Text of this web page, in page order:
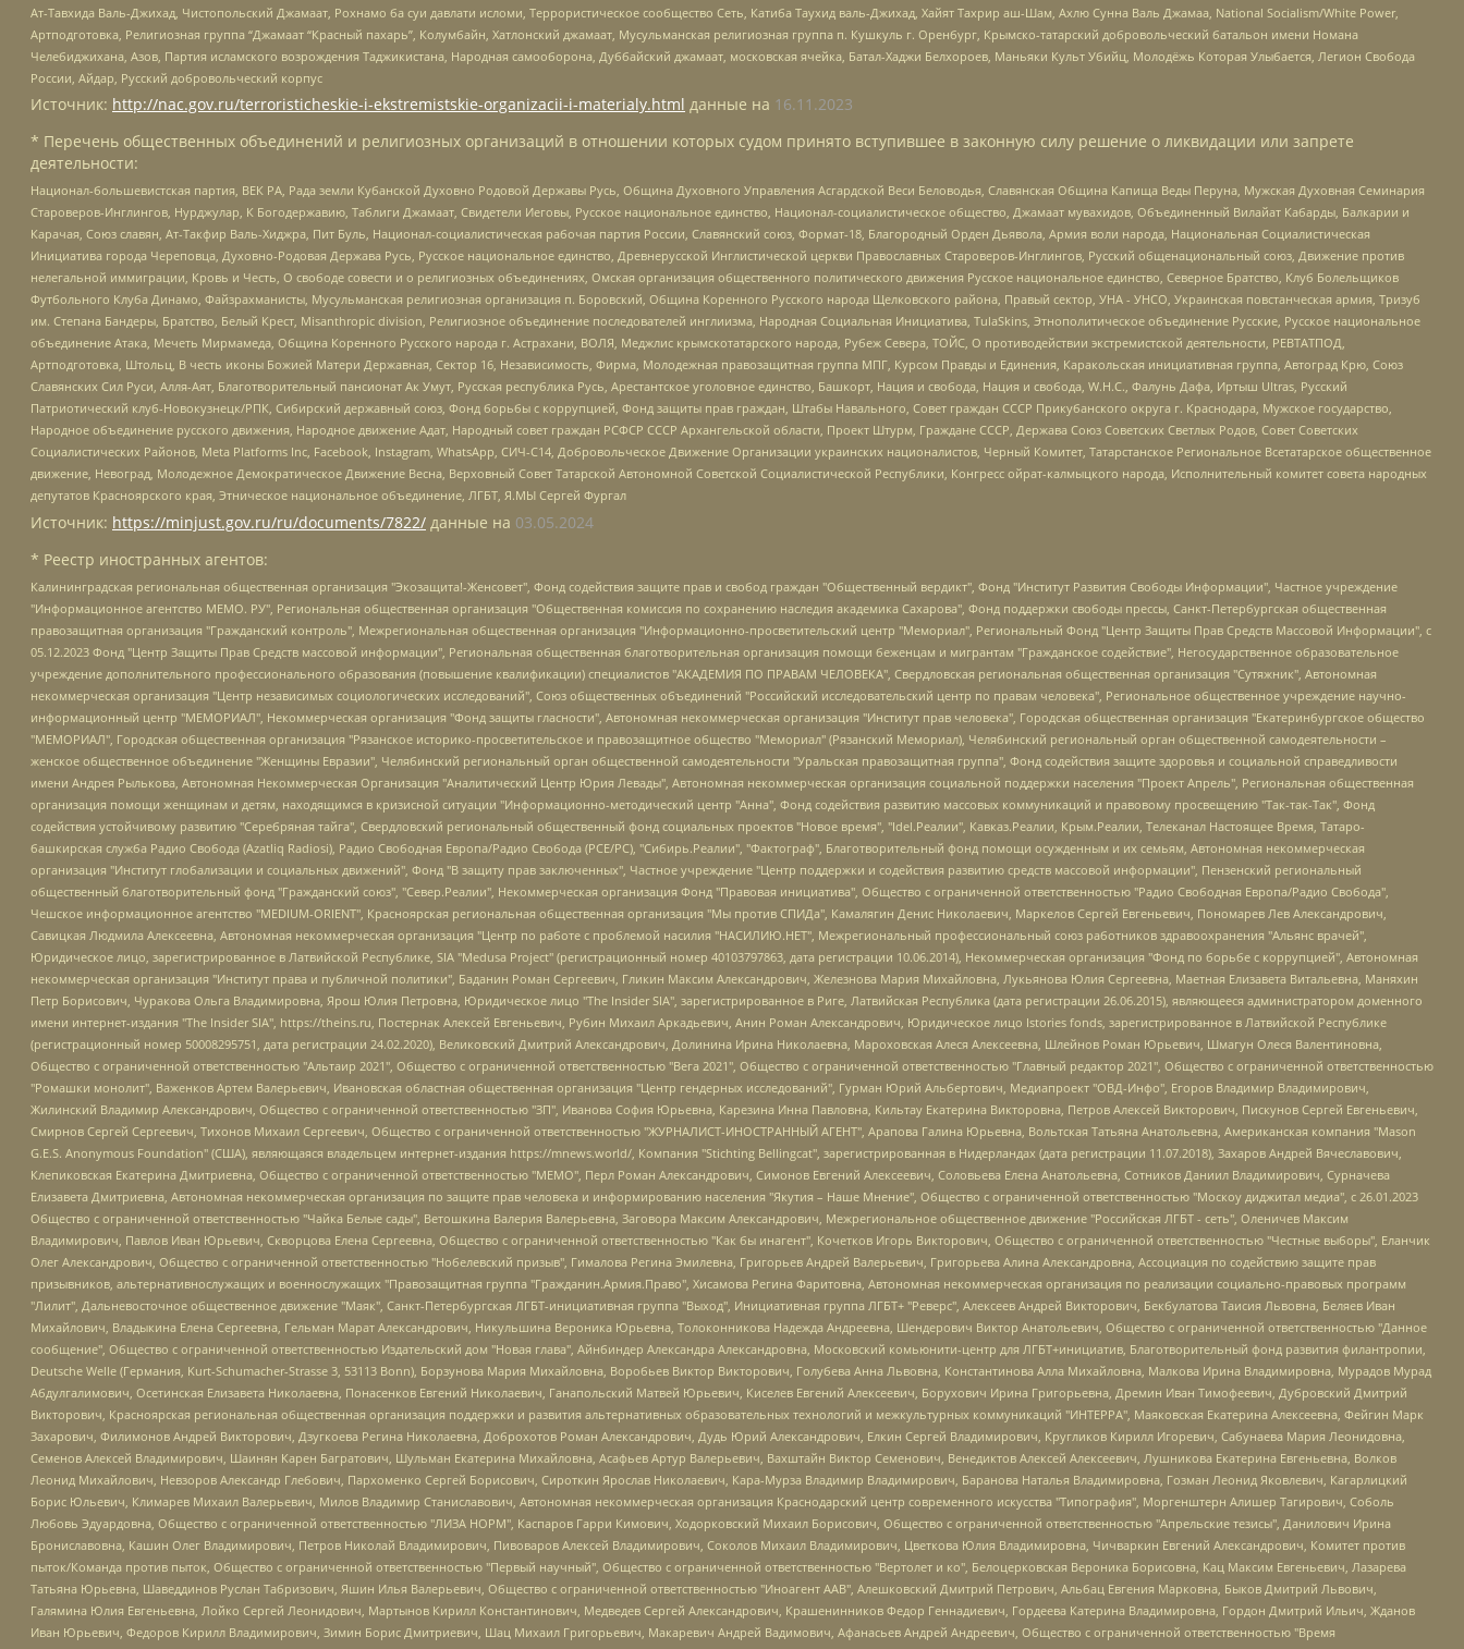
Ат-Тавхида Валь-Джихад, Чистопольский Джамаат, Рохнамо ба суи давлати исломи, Террористическое сообщество Сеть, Катиба Таухид валь-Джихад, Хайят Тахрир аш-Шам, Ахлю Сунна Валь Джамаа, National Socialism/White Power,
Артподготовка, Религиозная группа “Джамаат “Красный пахарь”, Колумбайн, Хатлонский джамаат, Мусульманская религиозная группа п. Кушкуль г. Оренбург, Крымско-татарский добровольческий батальон имени Номана
Челебиджихана, Азов, Партия исламского возрождения Таджикистана, Народная самооборона, Дуббайский джамаат, московская ячейка, Батал-Хаджи Белхороев, Маньяки Культ Убийц, Молодёжь Которая Улыбается, Легион Свобода
России, Айдар, Русский добровольческий корпус
Источник: http://nac.gov.ru/terroristicheskie-i-ekstremistskie-organizacii-i-materialy.html данные на 16.11.2023
* Перечень общественных объединений и религиозных организаций в отношении которых судом принято вступившее в законную силу решение о ликвидации или запрете
деятельности:
Национал-большевистская партия, ВЕК РА, Рада земли Кубанской Духовно Родовой Державы Русь, Община Духовного Управления Асгардской Веси Беловодья, Славянская Община Капища Веды Перуна, Мужская Духовная Семинария
Староверов-Инглингов, Нурджулар, К Богодержавию, Таблиги Джамаат, Свидетели Иеговы, Русское национальное единство, Национал-социалистическое общество, Джамаат мувахидов, Объединенный Вилайат Кабарды, Балкарии и
Карачая, Союз славян, Ат-Такфир Валь-Хиджра, Пит Буль, Национал-социалистическая рабочая партия России, Славянский союз, Формат-18, Благородный Орден Дьявола, Армия воли народа, Национальная Социалистическая
Инициатива города Череповца, Духовно-Родовая Держава Русь, Русское национальное единство, Древнерусской Инглистической церкви Православных Староверов-Инглингов, Русский общенациональный союз, Движение против
нелегальной иммиграции, Кровь и Честь, О свободе совести и о религиозных объединениях, Омская организация общественного политического движения Русское национальное единство, Северное Братство, Клуб Болельщиков
Футбольного Клуба Динамо, Файзрахманисты, Мусульманская религиозная организация п. Боровский, Община Коренного Русского народа Щелковского района, Правый сектор, УНА - УНСО, Украинская повстанческая армия, Тризуб
им. Степана Бандеры, Братство, Белый Крест, Misanthropic division, Религиозное объединение последователей инглиизма, Народная Социальная Инициатива, TulaSkins, Этнополитическое объединение Русские, Русское национальное
объединение Атака, Мечеть Мирмамеда, Община Коренного Русского народа г. Астрахани, ВОЛЯ, Меджлис крымскотатарского народа, Рубеж Севера, ТОЙС, О противодействии экстремистской деятельности, РЕВТАТПОД,
Артподготовка, Штольц, В честь иконы Божией Матери Державная, Сектор 16, Независимость, Фирма, Молодежная правозащитная группа МПГ, Курсом Правды и Единения, Каракольская инициативная группа, Автоград Крю, Союз
Славянских Сил Руси, Алля-Аят, Благотворительный пансионат Ак Умут, Русская республика Русь, Арестантское уголовное единство, Башкорт, Нация и свобода, Нация и свобода, W.H.С., Фалунь Дафа, Иртыш Ultras, Русский
Патриотический клуб-Новокузнецк/РПК, Сибирский державный союз, Фонд борьбы с коррупцией, Фонд защиты прав граждан, Штабы Навального, Совет граждан СССР Прикубанского округа г. Краснодара, Мужское государство,
Народное объединение русского движения, Народное движение Адат, Народный совет граждан РСФСР СССР Архангельской области, Проект Штурм, Граждане СССР, Держава Союз Советских Светлых Родов, Совет Советских
Социалистических Районов, Meta Platforms Inc, Facebook, Instagram, WhatsApp, СИЧ-С14, Добровольческое Движение Организации украинских националистов, Черный Комитет, Татарстанское Региональное Всетатарское общественное
движение, Невоград, Молодежное Демократическое Движение Весна, Верховный Совет Татарской Автономной Советской Социалистической Республики, Конгресс ойрат-калмыцкого народа, Исполнительный комитет совета народных
депутатов Красноярского края, Этническое национальное объединение, ЛГБТ, Я.МЫ Сергей Фургал
Источник: https://minjust.gov.ru/ru/documents/7822/ данные на 03.05.2024
* Реестр иностранных агентов:
Калининградская региональная общественная организация "Экозащита!-Женсовет", Фонд содействия защите прав и свобод граждан "Общественный вердикт", Фонд "Институт Развития Свободы Информации", Частное учреждение "Информационное агентство МЕМО. РУ", Региональная общественная организация "Общественная комиссия по сохранению наследия академика Сахарова", Фонд поддержки свободы прессы, Санкт-Петербургская общественная правозащитная организация "Гражданский контроль", Межрегиональная общественная организация "Информационно-просветительский центр "Мемориал", Региональный Фонд "Центр Защиты Прав Средств Массовой Информации", с 05.12.2023 Фонд "Центр Защиты Прав Средств массовой информации", Региональная общественная благотворительная организация помощи беженцам и мигрантам "Гражданское содействие", Негосударственное образовательное учреждение дополнительного профессионального образования (повышение квалификации) специалистов "АКАДЕМИЯ ПО ПРАВАМ ЧЕЛОВЕКА", Свердловская региональная общественная организация "Сутяжник", Автономная некоммерческая организация "Центр независимых социологических исследований", Союз общественных объединений "Российский исследовательский центр по правам человека", Региональное общественное учреждение научно-информационный центр "МЕМОРИАЛ", Некоммерческая организация "Фонд защиты гласности", Автономная некоммерческая организация "Институт прав человека", Городская общественная организация "Екатеринбургское общество "МЕМОРИАЛ", Городская общественная организация "Рязанское историко-просветительское и правозащитное общество "Мемориал" (Рязанский Мемориал), Челябинский региональный орган общественной самодеятельности – женское общественное объединение "Женщины Евразии", Челябинский региональный орган общественной самодеятельности "Уральская правозащитная группа", Фонд содействия защите здоровья и социальной справедливости имени Андрея Рылькова, Автономная Некоммерческая Организация "Аналитический Центр Юрия Левады", Автономная некоммерческая организация социальной поддержки населения "Проект Апрель", Региональная общественная организация помощи женщинам и детям, находящимся в кризисной ситуации "Информационно-методический центр "Анна", Фонд содействия развитию массовых коммуникаций и правовому просвещению "Так-так-Так", Фонд содействия устойчивому развитию "Серебряная тайга", Свердловский региональный общественный фонд социальных проектов "Новое время", "Idel.Реалии", Кавказ.Реалии, Крым.Реалии, Телеканал Настоящее Время, Татаро-башкирская служба Радио Свобода (Azatliq Radiosi), Радио Свободная Европа/Радио Свобода (PCE/PC), "Сибирь.Реалии", "Фактограф", Благотворительный фонд помощи осужденным и их семьям, Автономная некоммерческая организация "Институт глобализации и социальных движений", Фонд "В защиту прав заключенных", Частное учреждение "Центр поддержки и содействия развитию средств массовой информации", Пензенский региональный общественный благотворительный фонд "Гражданский союз", "Север.Реалии", Некоммерческая организация Фонд "Правовая инициатива", Общество с ограниченной ответственностью "Радио Свободная Европа/Радио Свобода", Чешское информационное агентство "MEDIUM-ORIENT", Красноярская региональная общественная организация "Мы против СПИДа", Камалягин Денис Николаевич, Маркелов Сергей Евгеньевич, Пономарев Лев Александрович, Савицкая Людмила Алексеевна, Автономная некоммерческая организация "Центр по работе с проблемой насилия "НАСИЛИЮ.НЕТ", Межрегиональный профессиональный союз работников здравоохранения "Альянс врачей", Юридическое лицо, зарегистрированное в Латвийской Республике, SIA "Medusa Project" (регистрационный номер 40103797863, дата регистрации 10.06.2014), Некоммерческая организация "Фонд по борьбе с коррупцией", Автономная некоммерческая организация "Институт права и публичной политики", Баданин Роман Сергеевич, Гликин Максим Александрович, Железнова Мария Михайловна, Лукьянова Юлия Сергеевна, Маетная Елизавета Витальевна, Маняхин Петр Борисович, Чуракова Ольга Владимировна, Ярош Юлия Петровна, Юридическое лицо "The Insider SIA", зарегистрированное в Риге, Латвийская Республика (дата регистрации 26.06.2015), являющееся администратором доменного имени интернет-издания "The Insider SIA", https://theins.ru, Постернак Алексей Евгеньевич, Рубин Михаил Аркадьевич, Анин Роман Александрович, Юридическое лицо Istories fonds, зарегистрированное в Латвийской Республике (регистрационный номер 50008295751, дата регистрации 24.02.2020), Великовский Дмитрий Александрович, Долинина Ирина Николаевна, Мароховская Алеся Алексеевна, Шлейнов Роман Юрьевич, Шмагун Олеся Валентиновна, Общество с ограниченной ответственностью "Альтаир 2021", Общество с ограниченной ответственностью "Вега 2021", Общество с ограниченной ответственностью "Главный редактор 2021", Общество с ограниченной ответственностью "Ромашки монолит", Важенков Артем Валерьевич, Ивановская областная общественная организация "Центр гендерных исследований", Гурман Юрий Альбертович, Медиапроект "ОВД-Инфо", Егоров Владимир Владимирович, Жилинский Владимир Александрович, Общество с ограниченной ответственностью "ЗП", Иванова София Юрьевна, Карезина Инна Павловна, Кильтау Екатерина Викторовна, Петров Алексей Викторович, Пискунов Сергей Евгеньевич, Смирнов Сергей Сергеевич, Тихонов Михаил Сергеевич, Общество с ограниченной ответственностью "ЖУРНАЛИСТ-ИНОСТРАННЫЙ АГЕНТ", Арапова Галина Юрьевна, Вольтская Татьяна Анатольевна, Американская компания "Mason G.E.S. Anonymous Foundation" (США), являющаяся владельцем интернет-издания https://mnews.world/, Компания "Stichting Bellingcat", зарегистрированная в Нидерландах (дата регистрации 11.07.2018), Захаров Андрей Вячеславович, Клепиковская Екатерина Дмитриевна, Общество с ограниченной ответственностью "МЕМО", Перл Роман Александрович, Симонов Евгений Алексеевич, Соловьева Елена Анатольевна, Сотников Даниил Владимирович, Сурначева Елизавета Дмитриевна, Автономная некоммерческая организация по защите прав человека и информированию населения "Якутия – Наше Мнение", Общество с ограниченной ответственностью "Москоу диджитал медиа", с 26.01.2023 Общество с ограниченной ответственностью "Чайка Белые сады", Ветошкина Валерия Валерьевна, Заговора Максим Александрович, Межрегиональное общественное движение "Российская ЛГБТ - сеть", Оленичев Максим Владимирович, Павлов Иван Юрьевич, Скворцова Елена Сергеевна, Общество с ограниченной ответственностью "Как бы инагент", Кочетков Игорь Викторович, Общество с ограниченной ответственностью "Честные выборы", Еланчик Олег Александрович, Общество с ограниченной ответственностью "Нобелевский призыв", Гималова Регина Эмилевна, Григорьев Андрей Валерьевич, Григорьева Алина Александровна, Ассоциация по содействию защите прав призывников, альтернативнослужащих и военнослужащих "Правозащитная группа "Гражданин.Армия.Право", Хисамова Регина Фаритовна, Автономная некоммерческая организация по реализации социально-правовых программ "Лилит", Дальневосточное общественное движение "Маяк", Санкт-Петербургская ЛГБТ-инициативная группа "Выход", Инициативная группа ЛГБТ+ "Реверс", Алексеев Андрей Викторович, Бекбулатова Таисия Львовна, Беляев Иван Михайлович, Владыкина Елена Сергеевна, Гельман Марат Александрович, Никульшина Вероника Юрьевна, Толоконникова Надежда Андреевна, Шендерович Виктор Анатольевич, Общество с ограниченной ответственностью "Данное сообщение", Общество с ограниченной ответственностью Издательский дом "Новая глава", Айнбиндер Александра Александровна, Московский комьюнити-центр для ЛГБТ+инициатив, Благотворительный фонд развития филантропии, Deutsche Welle (Германия, Kurt-Schumacher-Strasse 3, 53113 Bonn), Борзунова Мария Михайловна, Воробьев Виктор Викторович, Голубева Анна Львовна, Константинова Алла Михайловна, Малкова Ирина Владимировна, Мурадов Мурад Абдулгалимович, Осетинская Елизавета Николаевна, Понасенков Евгений Николаевич, Ганапольский Матвей Юрьевич, Киселев Евгений Алексеевич, Борухович Ирина Григорьевна, Дремин Иван Тимофеевич, Дубровский Дмитрий Викторович, Красноярская региональная общественная организация поддержки и развития альтернативных образовательных технологий и межкультурных коммуникаций "ИНТЕРРА", Маяковская Екатерина Алексеевна, Фейгин Марк Захарович, Филимонов Андрей Викторович, Дзугкоева Регина Николаевна, Доброхотов Роман Александрович, Дудь Юрий Александрович, Елкин Сергей Владимирович, Кругликов Кирилл Игоревич, Сабунаева Мария Леонидовна, Семенов Алексей Владимирович, Шаинян Карен Багратович, Шульман Екатерина Михайловна, Асафьев Артур Валерьевич, Вахштайн Виктор Семенович, Венедиктов Алексей Алексеевич, Лушникова Екатерина Евгеньевна, Волков Леонид Михайлович, Невзоров Александр Глебович, Пархоменко Сергей Борисович, Сироткин Ярослав Николаевич, Кара-Мурза Владимир Владимирович, Баранова Наталья Владимировна, Гозман Леонид Яковлевич, Кагарлицкий Борис Юльевич, Климарев Михаил Валерьевич, Милов Владимир Станиславович, Автономная некоммерческая организация Краснодарский центр современного искусства "Типография", Моргенштерн Алишер Тагирович, Соболь Любовь Эдуардовна, Общество с ограниченной ответственностью "ЛИЗА НОРМ", Каспаров Гарри Кимович, Ходорковский Михаил Борисович, Общество с ограниченной ответственностью "Апрельские тезисы", Данилович Ирина Брониславовна, Кашин Олег Владимирович, Петров Николай Владимирович, Пивоваров Алексей Владимирович, Соколов Михаил Владимирович, Цветкова Юлия Владимировна, Чичваркин Евгений Александрович, Комитет против пыток/Команда против пыток, Общество с ограниченной ответственностью "Первый научный", Общество с ограниченной ответственностью "Вертолет и ко", Белоцерковская Вероника Борисовна, Кац Максим Евгеньевич, Лазарева Татьяна Юрьевна, Шаведдинов Руслан Табризович, Яшин Илья Валерьевич, Общество с ограниченной ответственностью "Иноагент ААВ", Алешковский Дмитрий Петрович, Альбац Евгения Марковна, Быков Дмитрий Львович, Галямина Юлия Евгеньевна, Лойко Сергей Леонидович, Мартынов Кирилл Константинович, Медведев Сергей Александрович, Крашенинников Федор Геннадиевич, Гордеева Катерина Вл